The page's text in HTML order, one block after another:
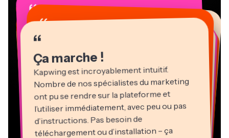
“
Ça marche !
Kapwing est incroyablement intuitif.
Nombre de nos spécialistes du marketing
ont pu se rendre sur la plateforme et
l’utiliser immédiatement, avec peu ou pas
d’instructions. Pas besoin de
téléchargement ou d’installation – ça
“
“
“
“
“
“
“